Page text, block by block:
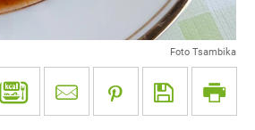
Foto Tsambika